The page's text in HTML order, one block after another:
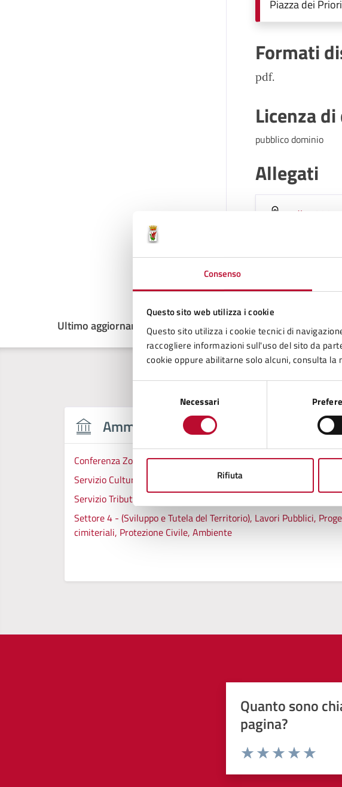
Consenso
Questo sito web utilizza i cookie
Questo sito utilizza i cookie tecnici di
raccogliere informazioni sull'uso del sito da
cookie oppure abilitarne solo alcuni, consulta la
Necessari
Rifiuta
Piazza dei
Formati
pdf.
Licenza
pubblico dominio
Allegati
Ultimo aggiornamento:13/10/2025, 12:33
Amministrazione
Conferenza Zonale per l’Educazione e l’Istruzione della Zona Val
Servizio Cultura
Servizio Tributi
Settore 4 - (Sviluppo e Tutela del Territorio), Lavori Pubblici,
cimiteriali, Protezione Civile, Ambiente
Quanto sono
pagina?